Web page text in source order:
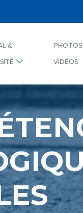
& PHOTOS
VIDÉOS